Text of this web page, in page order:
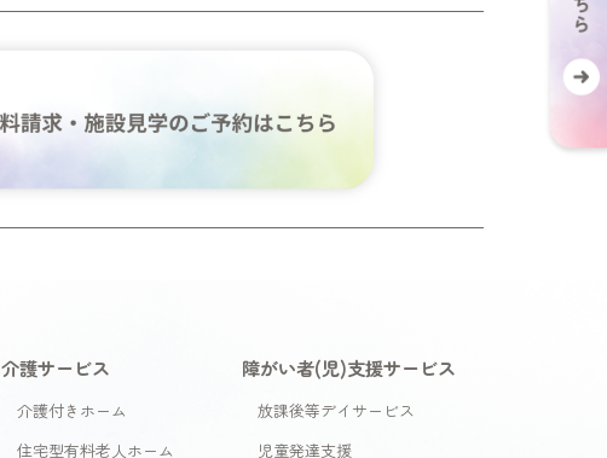
介護サービス
介護付きホーム
住宅型有料老人ホーム
障がい者(児)支援サービス
放課後等デイサービス
児童発達支援